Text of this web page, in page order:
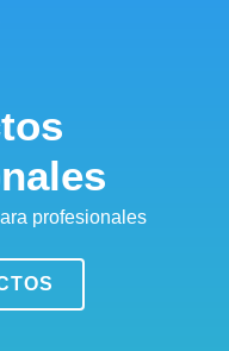
profesionales